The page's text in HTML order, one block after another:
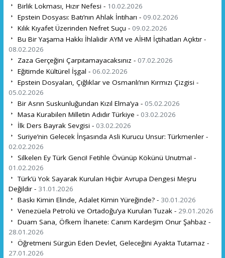
Birlik Lokması, Hızır Nefesi - 10.02.2026
Epstein Dosyası: Batı’nın Ahlak İntiharı - 09.02.2026
Kılık Kıyafet Üzerinden Nefret Suçu - 09.02.2026
Bu Bir Yaşama Hakkı İhlalidir AYM ve AİHM İçtihatları Açıktır -
08.02.2026
Zaza Gerçeğini Çarpıtamayacaksınız - 07.02.2026
Eğitimde Kültürel İşgal - 06.02.2026
Epstein Dosyaları, Çığlıklar ve Osmanlı’nın Kırmızı Çizgisi -
05.02.2026
Bir Asrın Suskunluğundan Kızıl Elma’ya - 05.02.2026
Masa Kurabilen Milletin Adıdır Türkiye - 03.02.2026
İlk Ders Bayrak Sevgisi - 03.02.2026
Suriye’nin Gelecek İnşasında Asli Kurucu Unsur: Türkmenler -
02.02.2026
Silkelen Ey Türk Genci! Fetihle Övünüp Kökünü Unutma! -
01.02.2026
Türk’ü Yok Sayarak Kurulan Hiçbir Avrupa Dengesi Meşru
Değildir - 31.01.2026
Baskı Kimin Elinde, Adalet Kimin Yüreğinde? - 30.01.2026
Venezüela Petrolü ve Ortadoğu’ya Kurulan Tuzak - 29.01.2026
Duam Sana, Öfkem İhanete: Canım Kardeşim Onur Şahbaz -
28.01.2026
Öğretmeni Sürgün Eden Devlet, Geleceğini Ayakta Tutamaz -
27.01.2026